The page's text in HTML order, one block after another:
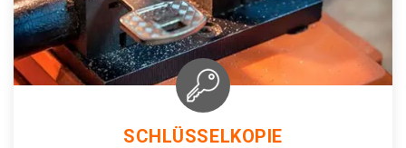
SCHLÜSSELKOPIE